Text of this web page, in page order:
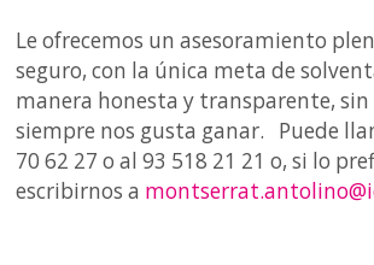
Le ofrecemos un asesoramiento
seguro, con la única meta de
manera honesta y transparente,
siempre nos gusta ganar. Puede
70 62 27 o al 93 518 21 21 o, si lo
escribirnos a